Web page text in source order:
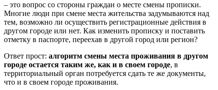
– это вопрос со стороны граждан о месте смены прописки.
Многие люди при смене места жительства задумываются над
тем, возможно ли осуществить регистрационные действия в
другом городе или нет. Как изменить прописку и поставить
отметку в паспорте, переехав в другой город или регион?
Ответ прост: алгоритм смены места проживания в другом
городе остается таким же, как и в своем городе, в
территориальный орган потребуется сдать те же документы,
что и в своем городе проживания.